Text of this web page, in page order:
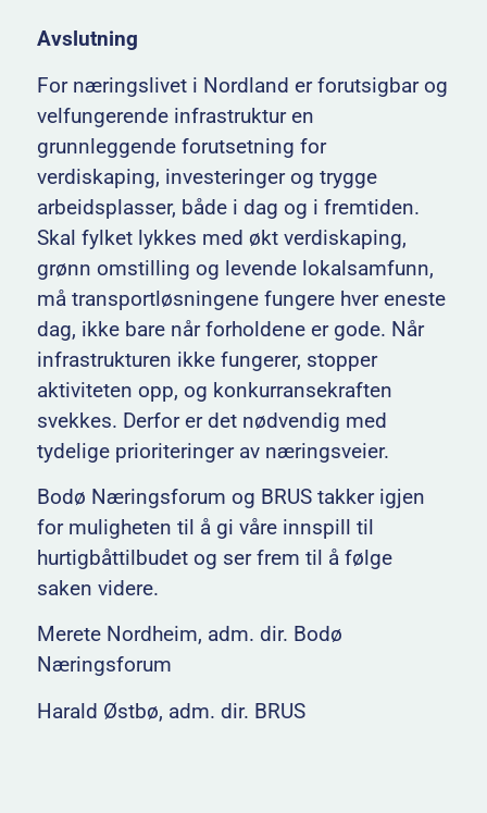
Avslutning
For næringslivet i Nordland er forutsigbar og
velfungerende infrastruktur en
grunnleggende forutsetning for
verdiskaping, investeringer og trygge
arbeidsplasser, både i dag og i fremtiden.
Skal fylket lykkes med økt verdiskaping,
grønn omstilling og levende lokalsamfunn,
må transportløsningene fungere hver eneste
dag, ikke bare når forholdene er gode. Når
infrastrukturen ikke fungerer, stopper
aktiviteten opp, og konkurransekraften
svekkes. Derfor er det nødvendig med
tydelige prioriteringer av næringsveier.
Bodø Næringsforum og BRUS takker igjen
for muligheten til å gi våre innspill til
hurtigbåttilbudet og ser frem til å følge
saken videre.
Merete Nordheim, adm. dir. Bodø
Næringsforum
Harald Østbø, adm. dir. BRUS